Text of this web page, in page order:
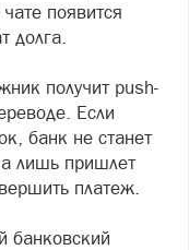
появится
долга.
получит push-
Если
банк не станет
лишь пришлет
платеж.
банковский